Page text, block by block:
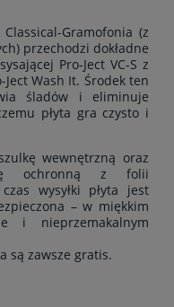
Gramofonia (z
przechodzi dokładne
Pro-Ject VC-S z
Wash It. Środek ten
śladów i eliminuje
płyta gra czysto i
wewnętrzną oraz
ochronną z folii
wysyłki płyta jest
– w miękkim
i nieprzemakalnym
są zawsze gratis.